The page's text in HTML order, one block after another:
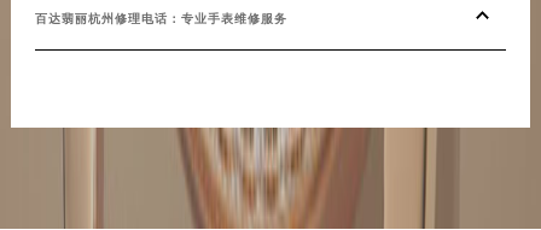
百达翡丽杭州修理电话：专业手表维修服务